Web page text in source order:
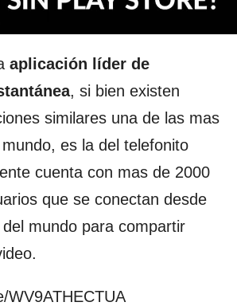
aplicación líder de
, si bien existen
similares una de las mas
es la del telefonito
cuenta con mas de 2000
que se conectan desde
mundo para compartir
WV9ATHECTUA